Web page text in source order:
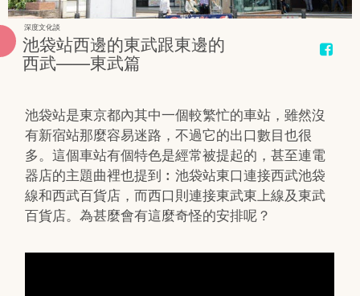
深度文化談
池袋站西邊的東武跟東邊的
西武——東武篇
池袋站是東京都內其中一個較繁忙的車站，雖然沒
有新宿站那麼容易迷路，不過它的出口數目也很
多。這個車站有個特色是經常被提起的，甚至連電
器店的主題曲裡也提到︰池袋站東口連接西武池袋
線和西武百貨店，而西口則連接東武東上線及東武
百貨店。為甚麼會有這麼奇怪的安排呢？